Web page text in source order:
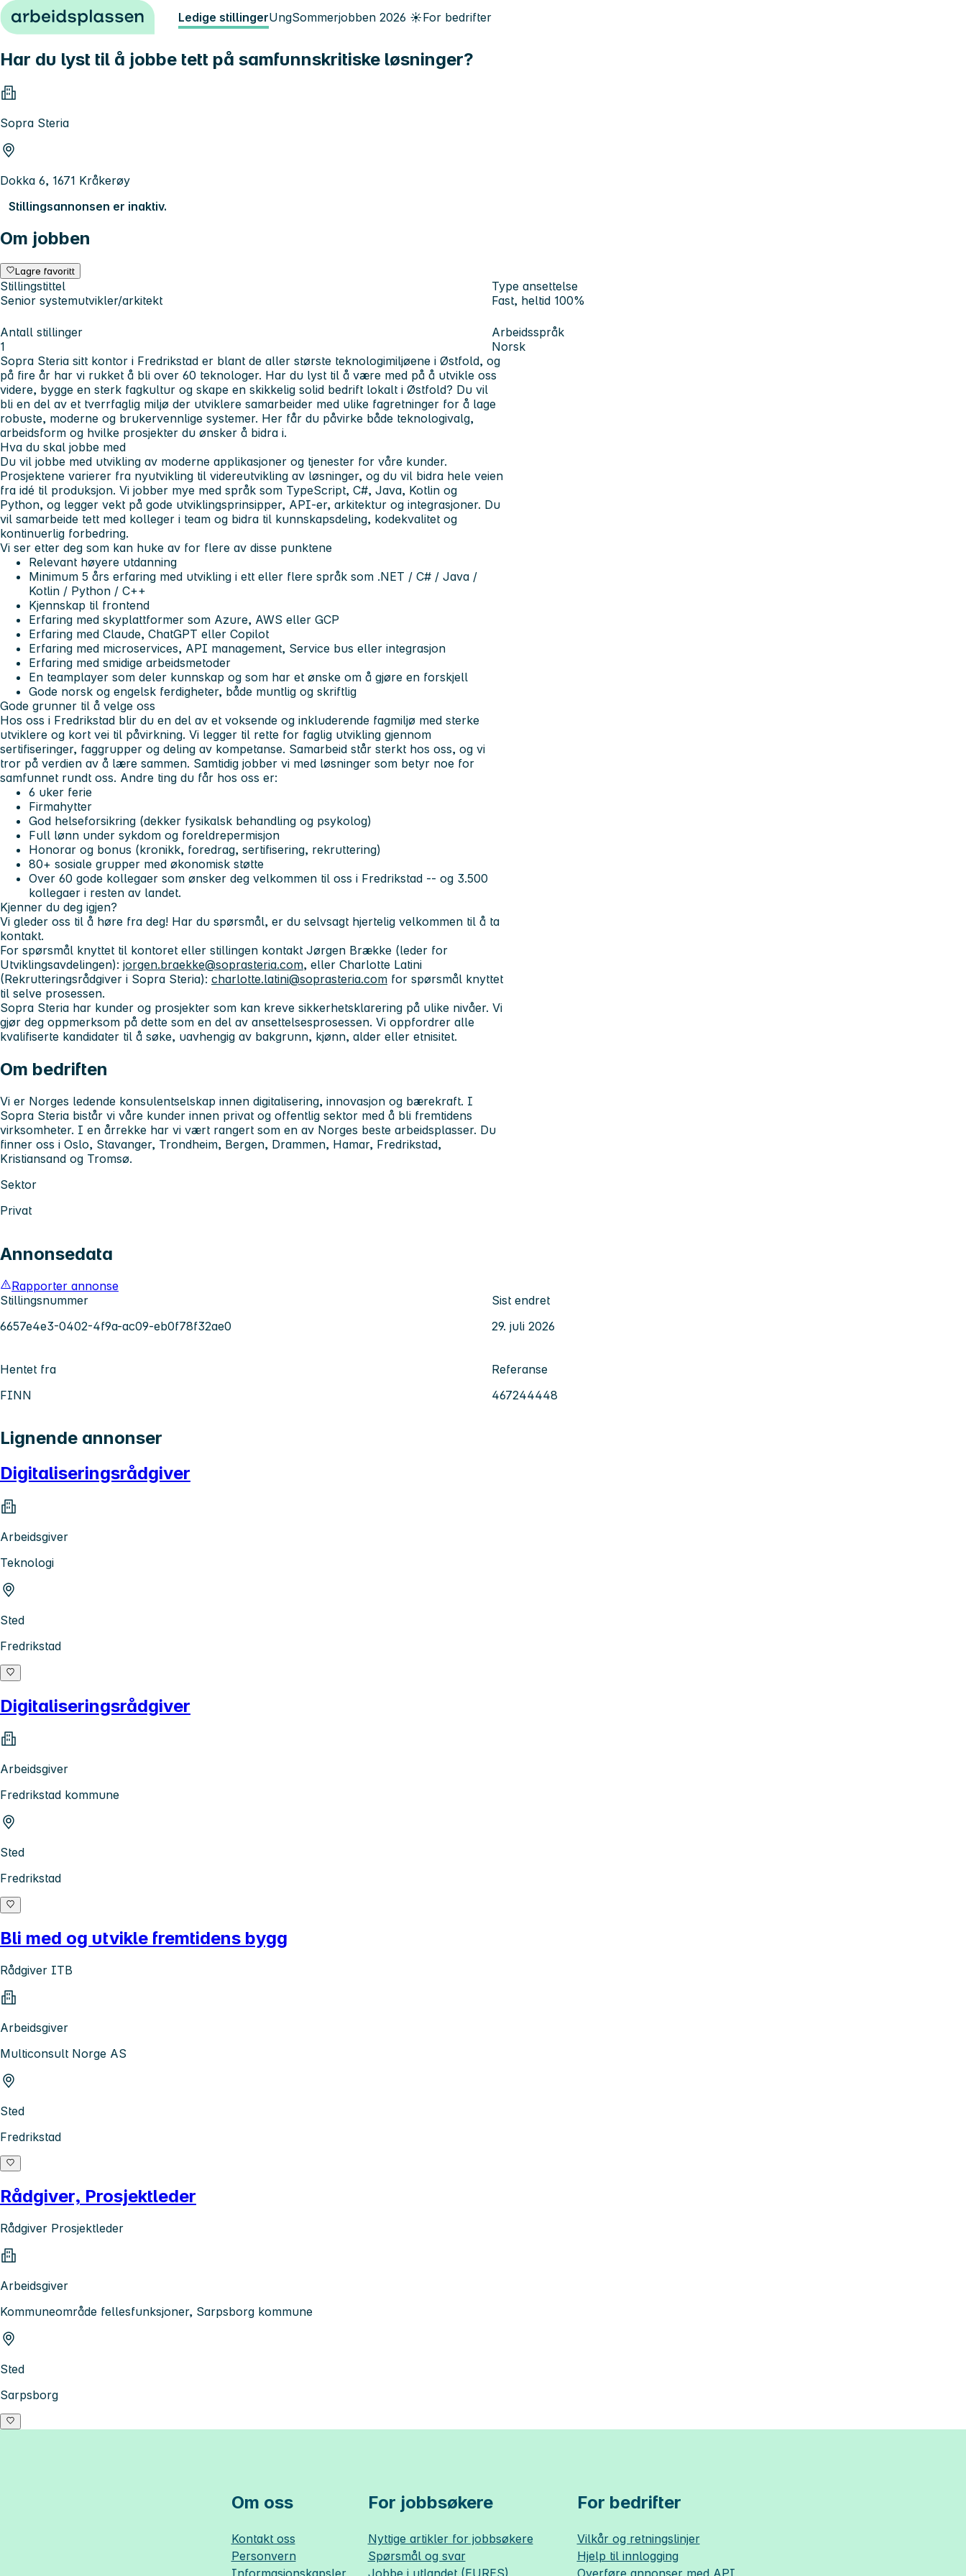
Hopp til innhold Ledige stillingerUngSommerjobben 2026 ☀️For bedrifter
Har du lyst til å jobbe tett på samfunnskritiske løsninger?
Sopra Steria
Dokka 6, 1671 Kråkerøy
Stillingsannonsen er inaktiv.
Om jobben
Lagre favoritt
Stillingstittel
Senior systemutvikler/arkitekt
Type ansettelse
Fast, heltid 100%
Antall stillinger
1
Arbeidsspråk
Norsk
Sopra Steria sitt kontor i Fredrikstad er blant de aller største teknologimiljøene i Østfold, og
på fire år har vi rukket å bli over 60 teknologer. Har du lyst til å være med på å utvikle oss
videre, bygge en sterk fagkultur og skape en skikkelig solid bedrift lokalt i Østfold? Du vil
bli en del av et tverrfaglig miljø der utviklere samarbeider med ulike fagretninger for å lage
robuste, moderne og brukervennlige systemer. Her får du påvirke både teknologivalg,
arbeidsform og hvilke prosjekter du ønsker å bidra i.
Hva du skal jobbe med
Du vil jobbe med utvikling av moderne applikasjoner og tjenester for våre kunder.
Prosjektene varierer fra nyutvikling til videreutvikling av løsninger, og du vil bidra hele veien
fra idé til produksjon. Vi jobber mye med språk som TypeScript, C#, Java, Kotlin og
Python, og legger vekt på gode utviklingsprinsipper, API-er, arkitektur og integrasjoner. Du
vil samarbeide tett med kolleger i team og bidra til kunnskapsdeling, kodekvalitet og
kontinuerlig forbedring.
Vi ser etter deg som kan huke av for flere av disse punktene
Relevant høyere utdanning
Minimum 5 års erfaring med utvikling i ett eller flere språk som .NET / C# / Java /
Kotlin / Python / C++
Kjennskap til frontend
Erfaring med skyplattformer som Azure, AWS eller GCP
Erfaring med Claude, ChatGPT eller Copilot
Erfaring med microservices, API management, Service bus eller integrasjon
Erfaring med smidige arbeidsmetoder
En teamplayer som deler kunnskap og som har et ønske om å gjøre en forskjell
Gode norsk og engelsk ferdigheter, både muntlig og skriftlig
Gode grunner til å velge oss
Hos oss i Fredrikstad blir du en del av et voksende og inkluderende fagmiljø med sterke
utviklere og kort vei til påvirkning. Vi legger til rette for faglig utvikling gjennom
sertifiseringer, faggrupper og deling av kompetanse. Samarbeid står sterkt hos oss, og vi
tror på verdien av å lære sammen. Samtidig jobber vi med løsninger som betyr noe for
samfunnet rundt oss. Andre ting du får hos oss er:
6 uker ferie
Firmahytter
God helseforsikring (dekker fysikalsk behandling og psykolog)
Full lønn under sykdom og foreldrepermisjon
Honorar og bonus (kronikk, foredrag, sertifisering, rekruttering)
80+ sosiale grupper med økonomisk støtte
Over 60 gode kollegaer som ønsker deg velkommen til oss i Fredrikstad -- og 3.500
kollegaer i resten av landet.
Kjenner du deg igjen?
Vi gleder oss til å høre fra deg! Har du spørsmål, er du selvsagt hjertelig velkommen til å ta
kontakt.
For spørsmål knyttet til kontoret eller stillingen kontakt Jørgen Brække (leder for
Utviklingsavdelingen): jorgen.braekke@soprasteria.com, eller Charlotte Latini
(Rekrutteringsrådgiver i Sopra Steria): charlotte.latini@soprasteria.com for spørsmål knyttet
til selve prosessen.
Sopra Steria har kunder og prosjekter som kan kreve sikkerhetsklarering på ulike nivåer. Vi
gjør deg oppmerksom på dette som en del av ansettelsesprosessen. Vi oppfordrer alle
kvalifiserte kandidater til å søke, uavhengig av bakgrunn, kjønn, alder eller etnisitet.
Om bedriften
Vi er Norges ledende konsulentselskap innen digitalisering, innovasjon og bærekraft. I
Sopra Steria bistår vi våre kunder innen privat og offentlig sektor med å bli fremtidens
virksomheter. I en årrekke har vi vært rangert som en av Norges beste arbeidsplasser. Du
finner oss i Oslo, Stavanger, Trondheim, Bergen, Drammen, Hamar, Fredrikstad,
Kristiansand og Tromsø.
Sektor
Privat
Annonsedata
Rapporter annonse
Stillingsnummer
6657e4e3-0402-4f9a-ac09-eb0f78f32ae0
Sist endret
29. juli 2026
Hentet fra
FINN
Referanse
467244448
Lignende annonser
Digitaliseringsrådgiver
Arbeidsgiver
Teknologi
Sted
Fredrikstad
Digitaliseringsrådgiver
Arbeidsgiver
Fredrikstad kommune
Sted
Fredrikstad
Bli med og utvikle fremtidens bygg
Rådgiver ITB
Arbeidsgiver
Multiconsult Norge AS
Sted
Fredrikstad
Rådgiver, Prosjektleder
Rådgiver Prosjektleder
Arbeidsgiver
Kommuneområde fellesfunksjoner, Sarpsborg kommune
Sted
Sarpsborg
Om oss
Kontakt oss
Personvern
Informasjonskapsler
For jobbsøkere
Nyttige artikler for jobbsøkere
Spørsmål og svar
Jobbe i utlandet (EURES)
For bedrifter
Vilkår og retningslinjer
Hjelp til innlogging
Overføre annonser med API